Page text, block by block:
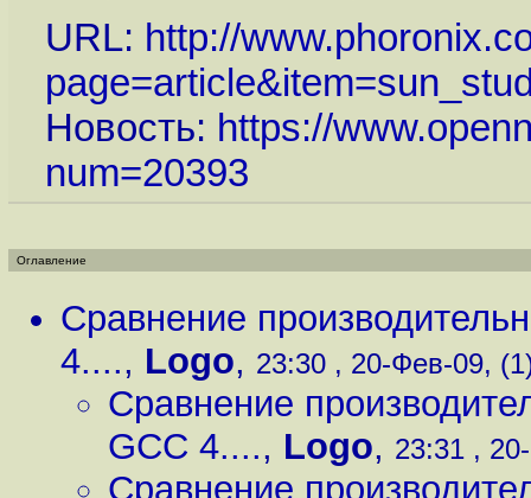
URL: http://
Новость: https://
num=20393
Оглавление
Сравнение
4...., Logo, 23:30 , 20-Фев-09,
Сравнение
GCC 4...., Logo, 23:31 ,
Сравнение